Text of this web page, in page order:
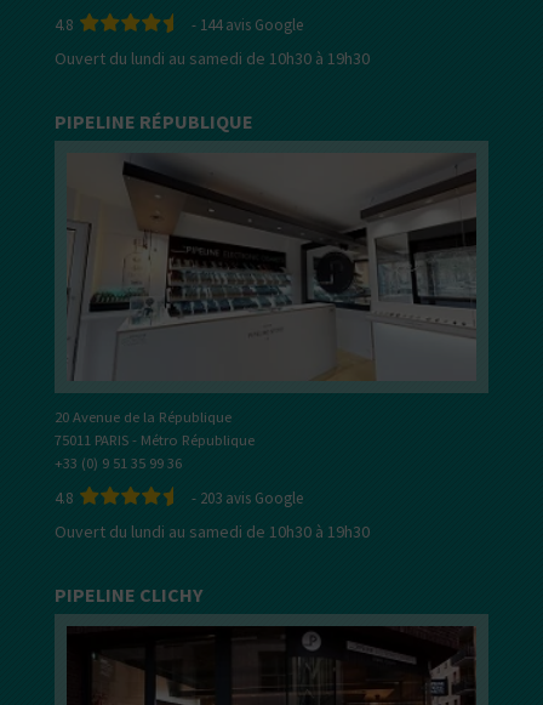
4.8 - 144avis Google
Ouvert du lundi au samedi de 10h30 à 19h30
PIPELINE RÉPUBLIQUE
20 Avenue de la République
75011 PARIS - Métro République
+33 (0) 9 51 35 99 36
4.8 - 203 avis Google
Ouvert du lundi au samedi de 10h30 à 19h30
PIPELINE CLICHY